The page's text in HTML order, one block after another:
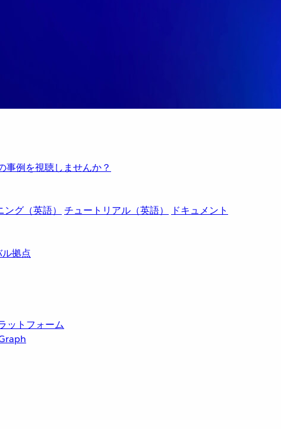
事例を視聴しませんか？
ング（英語） チュートリアル（英語）
ドキュメント
拠点
ットフォーム